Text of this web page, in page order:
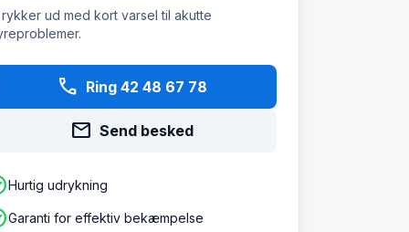
ud med kort varsel til akutte
phone Ring 42 48 67 78
mail Send besked
Hurtig udrykning
Garanti for effektiv bekæmpelse